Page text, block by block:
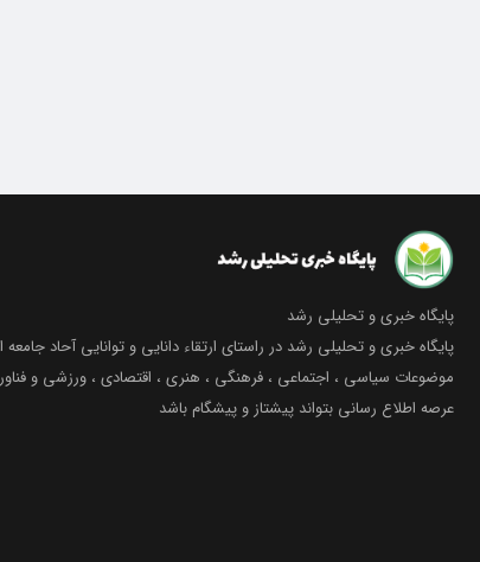
پایگاه خبری و تحلیلی رشد
پایگاه خبری و تحلیلی رشد در راستای ارتقاء دانایی و توانایی آحاد جامعه
موضوعات سیاسی ، اجتماعی ، فرهنگی ، هنری ، اقتصادی ، ورزشی و
عرصه اطلاع رسانی بتواند پیشتاز و پیشگام باشد